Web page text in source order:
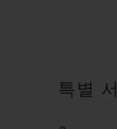
특별